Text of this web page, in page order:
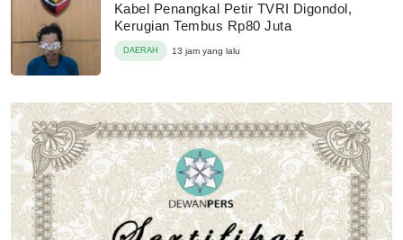
Kabel Penangkal Petir TVRI Digondol,
Kerugian Tembus Rp80 Juta
DAERAH 13 jam yang lalu